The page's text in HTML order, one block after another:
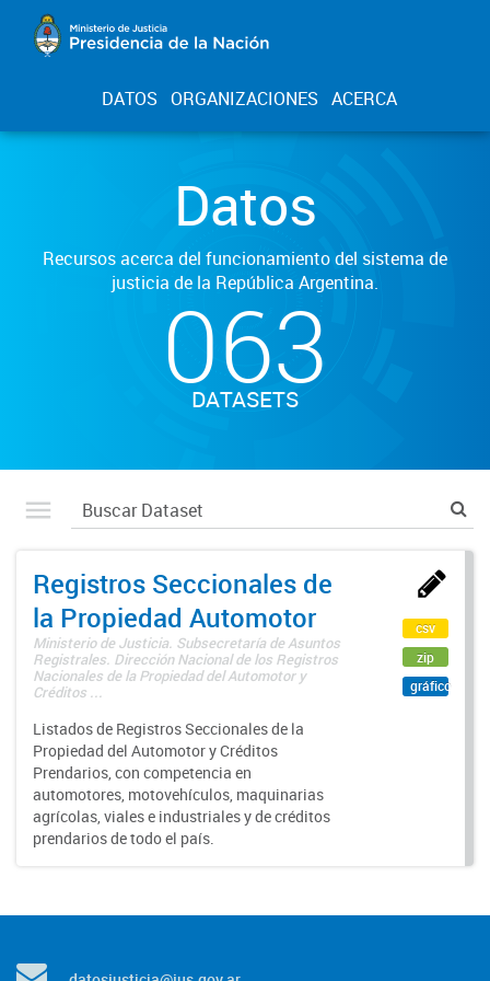
DATOS ORGANIZACIONES ACERCA
Datos
Recursos acerca del funcionamiento del sistema de
justicia de la República Argentina.
063
DATASETS
Registros Seccionales de
la Propiedad Automotor
Ministerio de Justicia. Subsecretaría de Asuntos
Registrales. Dirección Nacional de los Registros
Nacionales de la Propiedad del Automotor y
Créditos ...
Listados de Registros Seccionales de la
Propiedad del Automotor y Créditos
Prendarios, con competencia en
automotores, motovehículos, maquinarias
agrícolas, viales e industriales y de créditos
prendarios de todo el país.
csv
zip
gráfico